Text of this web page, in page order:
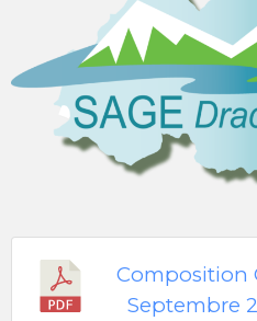
Composition
Septembre